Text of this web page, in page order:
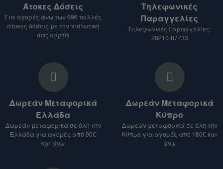
Αναφέρετε το είδος του προϊόντος που σας
ενδιαφέρει.
Δώστε μας τη διεύθυνση αποστολής.
3. Λάβετε προσφορά:
Θα σας στείλουμε προσφορά για τα
προϊόντα που σας ενδιαφέρουν, μαζί με το
κόστος αποστολής.
Σημείωση:
Το κόστος αποστολής ενδέχεται να ποικίλλει
Άτοκες Δόσεις
Για αγορές άνω των 99€ πολλές
άτοκες δόσεις με την πιστωτική
σας κάρτα
Τηλεφωνικές
Παραγγελίες
Τηλεφωνικές Παραγγελίες:
28210-87733
Δωρεάν Μεταφορικά
Ελλάδα
Δωρεάν μεταφορικά σε όλη την
Ελλάδα για αγορές από 90€
και άνω
Δωρεάν Μεταφορικά
Κύπρο
Δωρεάν μεταφορικά σε όλη την
Κύπρο για αγορές από 180€ και
άνω